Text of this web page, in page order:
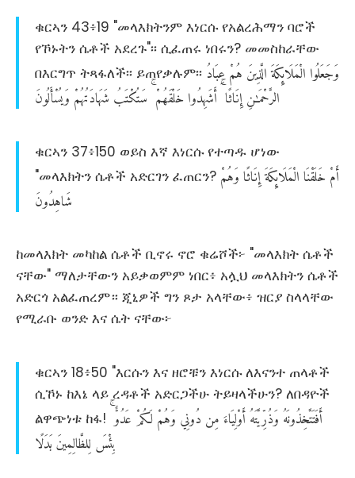
ቁርኣን 43፥19 "መላእክትንም እነርሱ የአልረሕማን ባሮች
የኾኑትን ሴቶች አደረጉ"፡፡ ሲፈጠሩ ነበሩን? መመስከራቸው
በእርግጥ ትጻፋለች፡፡ ይጠየቃሉም፡፡
وَجَعَلُواالْمَلَائِكَةَالَّذِينَهُمْعِبَادُ
الرَّحْمَـٰنِإِنَاثًا أَشَهِدُواخَلْقَهُمْ سَتُكْتَبُشَهَادَتُهُمْوَيُسْأَلُونَ
ቁርኣን 37፥150 ወይስ እኛ እነርሱ የተጣዱ ሆነው
"መላእክትን ሴቶች አድርገን ፈጠርን?
أَمْخَلَقْنَاالْمَلَائِكَةَإِنَاثًاوَهُمْ
شَاهِدُونَ
ከመላእክት መካከል ሴቶች ቢኖሩ ኖሮ ቁሬሾች፦ "መላእክት ሴቶች
ናቸው" ማለታቸውን አይቃወምም ነበር፥ አሏህ መላእክትን ሴቶች
አድርጎ አልፈጠረም። ጂኒዎች ግን ጾታ አላቸው፥ ዝርያ ስላላቸው
የሚራቡ ወንድ እና ሴት ናቸው፦
ቁርኣን 18፥50 "እርሱን እና ዘሮቹን እነርሱ ለእናንተ ጠላቶች
ሲኾኑ ከእኔ ላይ ረዳቶች አድርጋችሁ ትይዛላችሁን? ለበዳዮች
ልዋጭነቱ ከፋ!
أَفَتَتَّخِذُونَهُوَذُرِّيَّتَهُأَوْلِيَاءَمِندُونِيوَهُمْلَكُمْعَدُوٌّ
بِئْسَلِلظَّالِمِينَبَدَلًا